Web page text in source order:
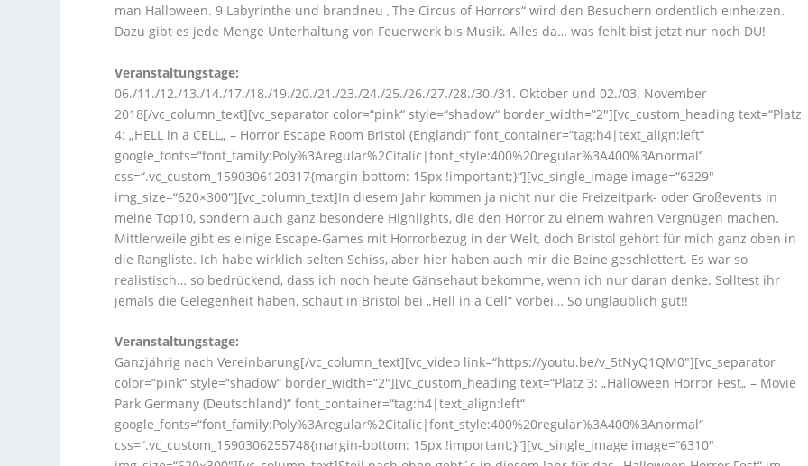
man Halloween. 9 Labyrinthe und brandneu „The Circus of Horrors“ wird den Besuchern ordentlich einheizen.
Dazu gibt es jede Menge Unterhaltung von Feuerwerk bis Musik. Alles da… was fehlt bist jetzt nur noch DU!
Veranstaltungstage:
06./11./12./13./14./17./18./19./20./21./23./24./25./26./27./28./30./31. Oktober und 02./03. November
2018[/vc_column_text][vc_separator color=“pink“ style=“shadow“ border_width=“2″][vc_custom_heading text=“Platz
4: „HELL in a CELL„ – Horror Escape Room Bristol (England)“ font_container=“tag:h4|text_align:left“
google_fonts=“font_family:Poly%3Aregular%2Citalic|font_style:400%20regular%3A400%3Anormal“
css=“.vc_custom_1590306120317{margin-bottom: 15px !important;}“][vc_single_image image=“6329″
img_size=“620×300″][vc_column_text]In diesem Jahr kommen ja nicht nur die Freizeitpark- oder Großevents in
meine Top10, sondern auch ganz besondere Highlights, die den Horror zu einem wahren Vergnügen machen.
Mittlerweile gibt es einige Escape-Games mit Horrorbezug in der Welt, doch Bristol gehört für mich ganz oben in
die Rangliste. Ich habe wirklich selten Schiss, aber hier haben auch mir die Beine geschlottert. Es war so
realistisch… so bedrückend, dass ich noch heute Gänsehaut bekomme, wenn ich nur daran denke. Solltest ihr
jemals die Gelegenheit haben, schaut in Bristol bei „Hell in a Cell“ vorbei… So unglaublich gut!!
Veranstaltungstage:
Ganzjährig nach Vereinbarung[/vc_column_text][vc_video link=“https://youtu.be/v_5tNyQ1QM0″][vc_separator
color=“pink“ style=“shadow“ border_width=“2″][vc_custom_heading text=“Platz 3: „Halloween Horror Fest„ – Movie
Park Germany (Deutschland)“ font_container=“tag:h4|text_align:left“
google_fonts=“font_family:Poly%3Aregular%2Citalic|font_style:400%20regular%3A400%3Anormal“
css=“.vc_custom_1590306255748{margin-bottom: 15px !important;}“][vc_single_image image=“6310″